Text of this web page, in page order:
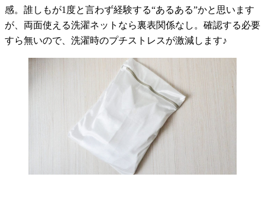
感。誰しもが1度と言わず経験する“あるある”かと思います
が、両面使える洗濯ネットなら裏表関係なし。確認する必要
すら無いので、洗濯時のプチストレスが激減します♪